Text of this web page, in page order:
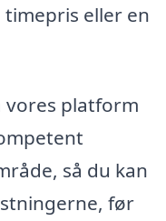
eller en
vores platform
så du kan
før